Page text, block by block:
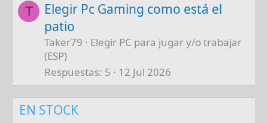
T
Elegir Pc Gaming como está el
patio
Taker79
Elegir PC para jugar y/o trabajar
(ESP)
Respuestas 5 12 Jul 2026
EN STOCK